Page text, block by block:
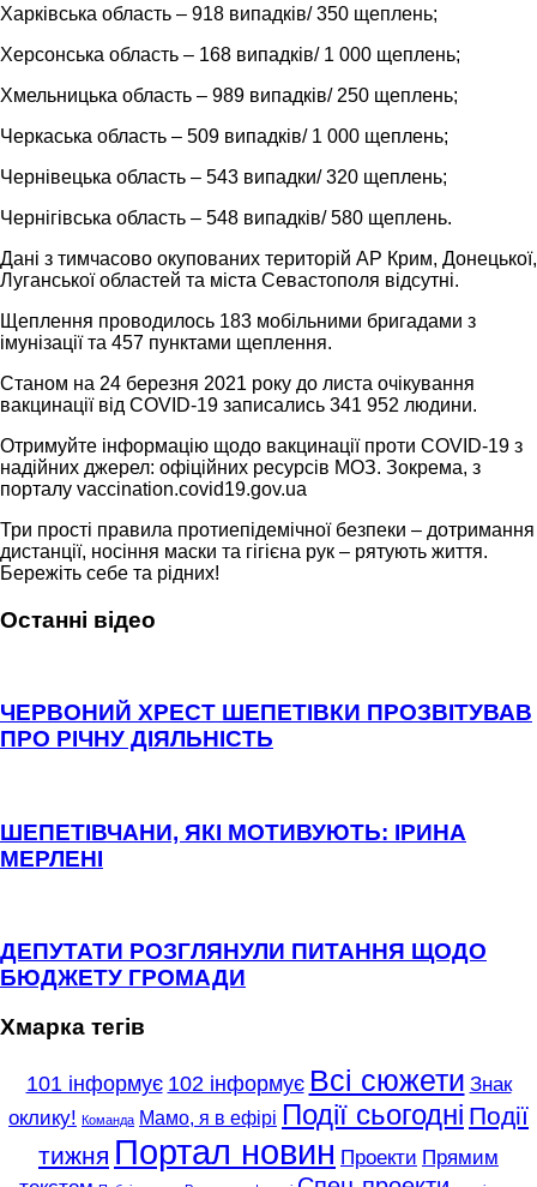
Харківська область – 918 випадків/ 350 щеплень;
Херсонська область – 168 випадків/ 1 000 щеплень;
Хмельницька область – 989 випадків/ 250 щеплень;
Черкаська область – 509 випадків/ 1 000 щеплень;
Чернівецька область – 543 випадки/ 320 щеплень;
Чернігівська область – 548 випадків/ 580 щеплень.
Дані з тимчасово окупованих територій АР Крим, Донецької,
Луганської областей та міста Севастополя відсутні.
Щеплення проводилось 183 мобільними бригадами з
імунізації та 457 пунктами щеплення.
Станом на 24 березня 2021 року до листа очікування
вакцинації від COVID-19 записались 341 952 людини.
Отримуйте інформацію щодо вакцинації проти COVID-19 з
надійних джерел: офіційних ресурсів МОЗ. Зокрема, з
порталу vaccination.covid19.gov.ua
Три прості правила протиепідемічної безпеки – дотримання
дистанції, носіння маски та гігієна рук – рятують життя.
Бережіть себе та рідних!
Останні відео
ЧЕРВОНИЙ ХРЕСТ ШЕПЕТІВКИ ПРОЗВІТУВАВ
ПРО РІЧНУ ДІЯЛЬНІСТЬ
ШЕПЕТІВЧАНИ, ЯКІ МОТИВУЮТЬ: ІРИНА
МЕРЛЕНІ
ДЕПУТАТИ РОЗГЛЯНУЛИ ПИТАННЯ ЩОДО
БЮДЖЕТУ ГРОМАДИ
Хмарка тегів
101 інформує 102 інформує Всі сюжети Знак
оклику! Команда Мамо, я в ефірі Події сьогодні Події
тижня Портал новин Проекти Прямим